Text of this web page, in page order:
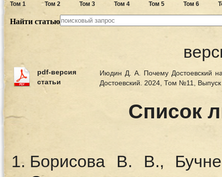
Том 1
Том 2
Том 3
Том 4
Том 5
Том 6
Найти статью
pdf-версия
статьи
Июдин Д. А. Почему Достоевский
Достоевский. 2024, Том №11,
Список
Борисова В. В.,